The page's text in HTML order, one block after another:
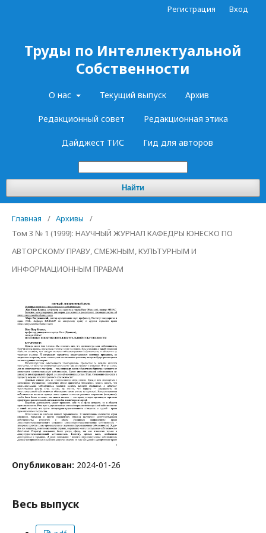
Труды по Интеллектуальной
Собственности
О нас Текущий выпуск Архив
Редакционный совет Редакционная этика
Дайджест ТИС Гид для авторов
Найти
Регистрация Вход
Главная / Архивы
/
Том 3 № 1 (1999): НАУЧНЫЙ ЖУРНАЛ КАФЕДРЫ ЮНЕСКО ПО
АВТОРСКОМУ ПРАВУ, СМЕЖНЫМ, КУЛЬТУРНЫМ И
ИНФОРМАЦИОННЫМ ПРАВАМ
Опубликован: 2024-01-26
Весь выпуск